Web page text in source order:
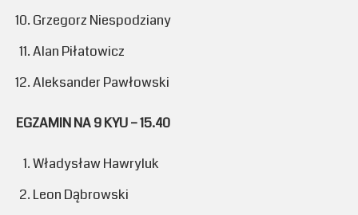
Grzegorz Niespodziany
Alan Piłatowicz
Aleksander Pawłowski
EGZAMIN NA 9 KYU – 15.40
Władysław Hawryluk
Leon Dąbrowski